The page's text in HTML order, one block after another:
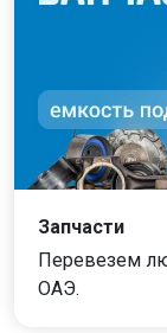
Запчасти
Перевезем
ОАЭ.